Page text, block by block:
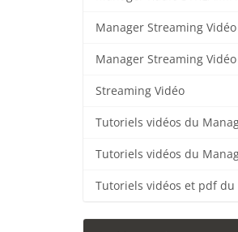
Streaming Vidéo